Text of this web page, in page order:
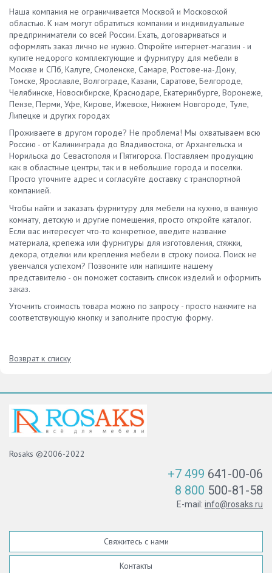
Наша компания не ограничивается Москвой и Московской
областью. К нам могут обратиться компании и индивидуальные
предприниматели со всей России. Ехать, договариваться и
оформлять заказ лично не нужно. Откройте интернет-магазин - и
купите недорого комплектующие и фурнитуру для мебели в
Москве и СПб, Калуге, Смоленске, Самаре, Ростове-на-Дону,
Томске, Ярославле, Волгограде, Казани, Саратове, Белгороде,
Челябинске, Новосибирске, Краснодаре, Екатеринбурге, Воронеже,
Пензе, Перми, Уфе, Кирове, Ижевске, Нижнем Новгороде, Туле,
Липецке и других городах
Проживаете в другом городе? Не проблема! Мы охватываем всю
Россию - от Калининграда до Владивостока, от Архангельска и
Норильска до Севастополя и Пятигорска. Поставляем продукцию
как в областные центры, так и в небольшие города и поселки.
Просто уточните адрес и согласуйте доставку с транспортной
компанией.
Чтобы найти и заказать фурнитуру для мебели на кухню, в ванную
комнату, детскую и другие помещения, просто откройте каталог.
Если вас интересует что-то конкретное, введите название
материала, крепежа или фурнитуры для изготовления, стяжки,
декора, отделки или крепления мебели в строку поиска. Поиск не
увенчался успехом? Позвоните или напишите нашему
представителю - он поможет составить список изделий и оформить
заказ.
Уточнить стоимость товара можно по запросу - просто нажмите на
соответствующую кнопку и заполните простую форму.
Возврат к списку
Rosaks ©2006-2022
+7 499 641-00-06
8 800 500-81-58
E-mail: info@rosaks.ru
Свяжитесь с нами
Контакты